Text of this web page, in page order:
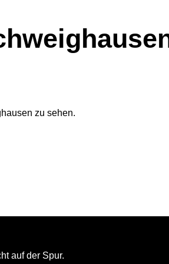
zu sehen.
auf der Spur.